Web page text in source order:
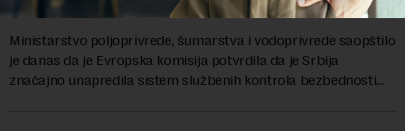
Ministarstvo poljoprivrede, šumarstva i vodoprivrede saopštilo
je danas da je Evropska komisija potvrdila da je Srbija
značajno unapredila sistem službenih kontrola bezbednosti